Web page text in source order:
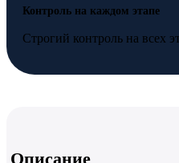
Контроль на каждом этапе
Строгий контроль на всех
Описание